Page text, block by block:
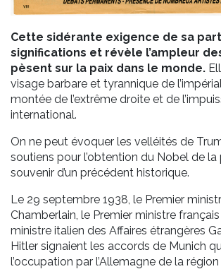
Cette sidérante exigence de sa
significations et révèle l’ampleur
pèsent sur la paix dans le monde.
visage barbare et tyrannique de
montée de l’extrême droite et de
international.
On ne peut évoquer les velléités de
soutiens pour l’obtention du Nobel de la
souvenir d’un précédent historique.
Le 29 septembre 1938, le Premier
Chamberlain, le Premier ministre
ministre italien des Affaires étrangères
Hitler signaient les accords de Munich
l’occupation par l’Allemagne de la